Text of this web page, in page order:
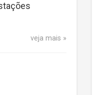
veja mais